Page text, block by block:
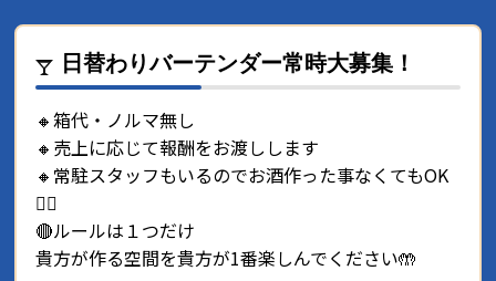
日替わりバーテンダー常時大募集！
🔸箱代・ノルマ無し
🔸売上に応じて報酬をお渡しします
🔸常駐スタッフもいるのでお酒作った事なくてもOK
🙆‍♀️
🔴ルールは１つだけ
貴方が作る空間を貴方が1番楽しんでください🤲